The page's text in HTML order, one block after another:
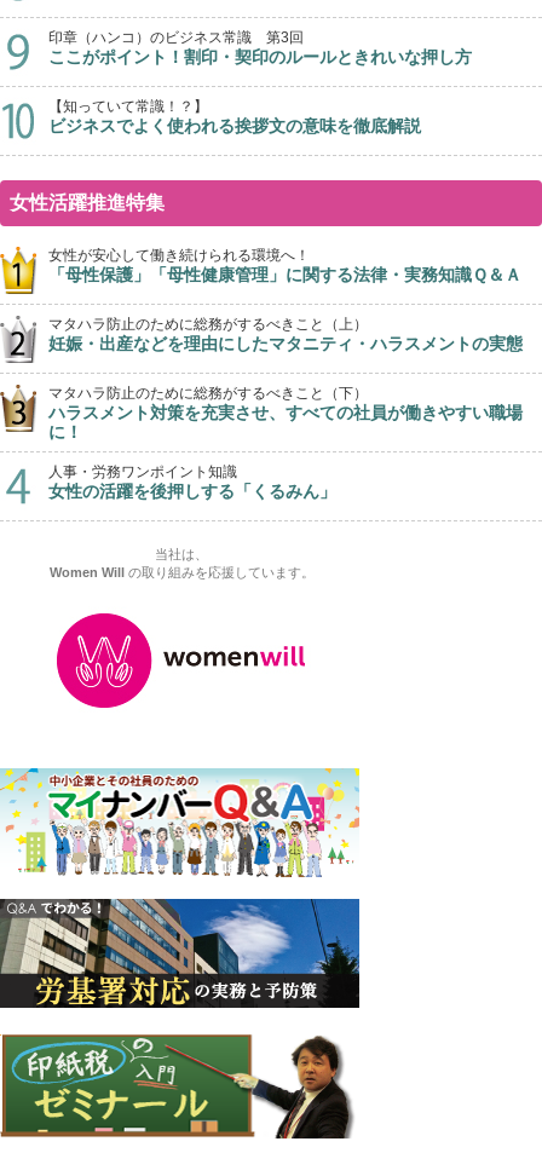
印章（ハンコ）のビジネス常識 第3回
ここがポイント！割印・契印のルールときれいな押し方
【知っていて常識！？】
ビジネスでよく使われる挨拶文の意味を徹底解説
女性活躍推進特集
女性が安心して働き続けられる環境へ！
「母性保護」「母性健康管理」に関する法律・実務知識Ｑ＆Ａ
マタハラ防止のために総務がするべきこと（上）
妊娠・出産などを理由にしたマタニティ・ハラスメントの実態
マタハラ防止のために総務がするべきこと（下）
ハラスメント対策を充実させ、すべての社員が働きやすい職場
に！
人事・労務ワンポイント知識
女性の活躍を後押しする「くるみん」
当社は、
Women Will
の取り組みを応援しています。